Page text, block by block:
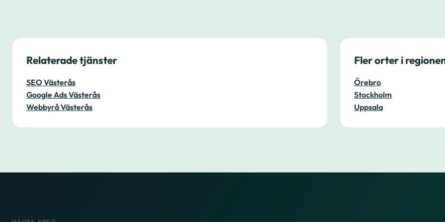
Relaterade tjänster
SEO Västerås
Google Ads Västerås
Webbyrå Västerås
Fler orter i
Örebro
Stockholm
Uppsala